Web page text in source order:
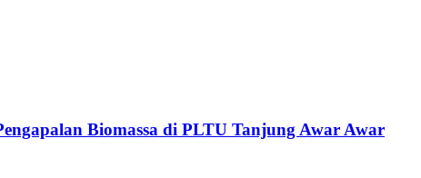
Biomassa di PLTU Tanjung Awar Awar